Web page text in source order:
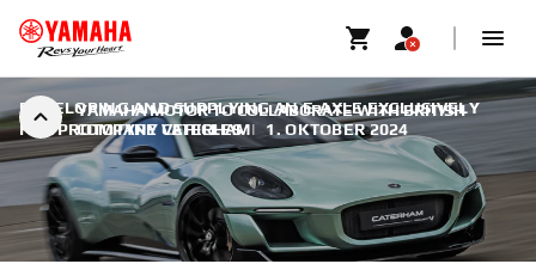
YAMAHA MOTOR TO COLLABORATE WITH BRITISH
COMPANY CATERHAM
DEVELOPING AND SUPPLYING AN E-AXLE EXCLUSIVELY
FOR PROTOTYPE VEHICLES | 1. OKTOBER 2024